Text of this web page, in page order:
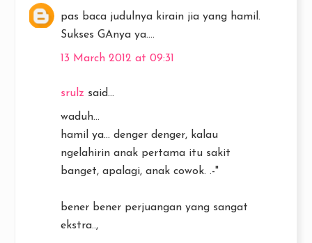
pas baca judulnya kirain jia yang hamil.
Sukses GAnya ya....
13 March 2012 at 09:31
srulz said...
waduh...
hamil ya... denger denger, kalau
ngelahirin anak pertama itu sakit
banget, apalagi, anak cowok. .-"
bener bener perjuangan yang sangat
ekstra..,